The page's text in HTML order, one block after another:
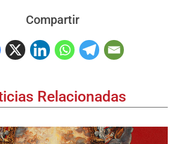
Compartir
Relacionadas